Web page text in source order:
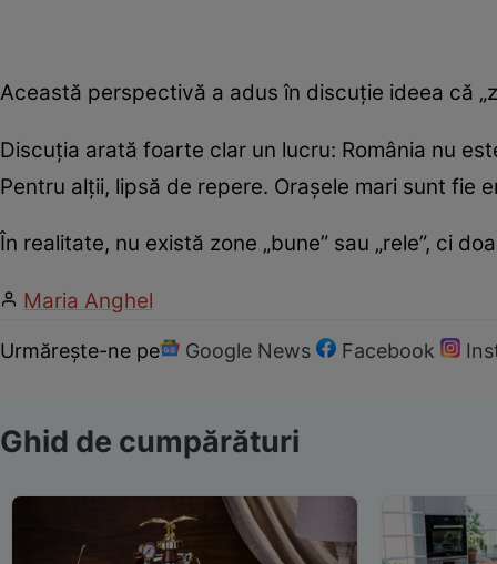
Această perspectivă a adus în discuție ideea că
Discuția arată foarte clar un lucru: România nu
Pentru alții, lipsă de repere. Orașele mari sunt fie
În realitate, nu există zone „bune” sau „rele”, ci
Maria Anghel
Urmărește-ne pe Google News Facebook
Ghid de cumpărături